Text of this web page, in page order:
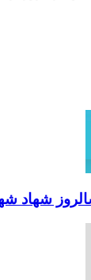
شهاد